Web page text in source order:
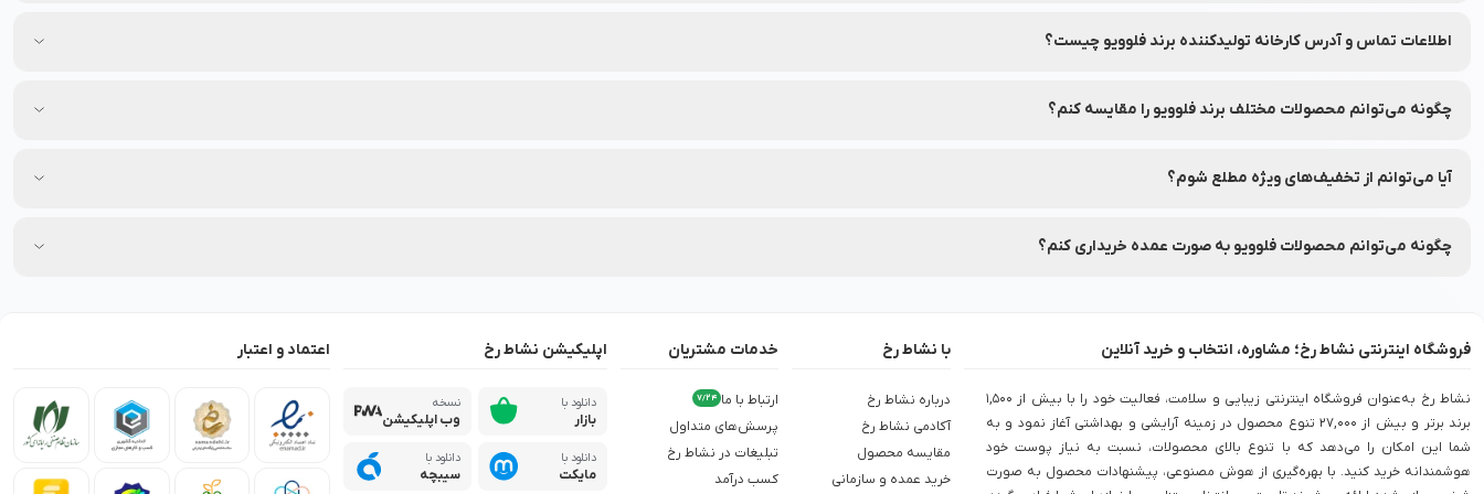
اطلاعات تماس و آدرس کارخانه تولیدکننده برند فلوویو چیست؟
چگونه می‌توانم محصولات مختلف برند فلوویو را مقایسه کنم؟
آیا می‌توانم از تخفیف‌های ویژه مطلع شوم؟
چگونه می‌توانم محصولات فلوویو به صورت عمده خریداری کنم؟
فروشگاه اینترنتی نشاط رخ؛ مشاوره، انتخاب و خرید آنلاین
نشاط رخ به‌عنوان فروشگاه اینترنتی زیبایی و سلامت، فعالیت خود را با بیش از 1,500
برند برتر و بیش از 27,000 تنوع محصول در زمینه آرایشی و بهداشتی آغاز نمود و به
شما این امکان را می‌دهد که با تنوع بالای محصولات، نسبت به نیاز پوست خود
هوشمندانه خرید کنید. با بهره‌گیری از هوش مصنوعی، پیشنهادات محصول به صورت
با نشاط رخ
درباره نشاط رخ
آکادمی نشاط رخ
مقایسه محصول
خرید عمده و سازمانی
خدمات مشتریان
ارتباط با ما 7/24
پرسش‌های متداول
تبلیغات در نشاط رخ
کسب درآمد
اپلیکیشن نشاط رخ
دانلود با
بازار
نسخه
وب اپلیکیشن
دانلود با
مایکت
دانلود با
سیبچه
اعتماد و اعتبار